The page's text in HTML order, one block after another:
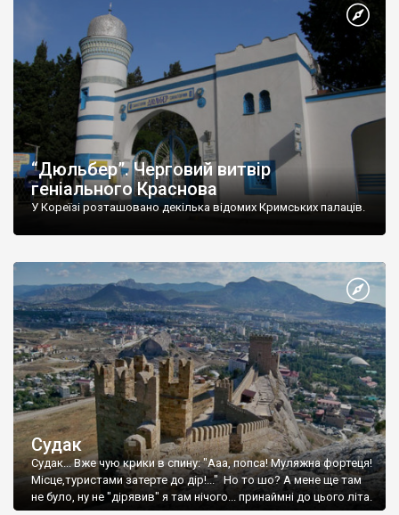
“Дюльбер”. Черговий витвір
геніального Краснова
У Кореїзі розташовано декілька відомих Кримських палаців.
Судак
Судак... Вже чую крики в спину: "Ааа, попса! Муляжна фортеця!
Місце,туристами затерте до дір!..." Но то шо? А мене ще там
не було, ну не "дірявив" я там нічого... принаймні до цього літа.